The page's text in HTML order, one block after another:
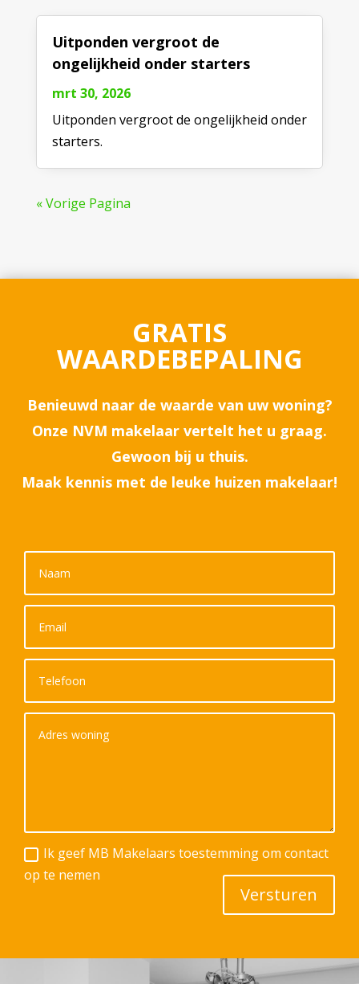
Uitponden vergroot de
ongelijkheid onder starters
mrt 30, 2026
Uitponden vergroot de ongelijkheid onder
starters.
« Vorige Pagina
GRATIS
WAARDEBEPALING
Benieuwd naar de waarde van uw woning?
Onze NVM makelaar vertelt het u graag.
Gewoon bij u thuis.
Maak kennis met de leuke huizen makelaar!
Ik geef MB Makelaars toestemming om contact
op te nemen
Versturen